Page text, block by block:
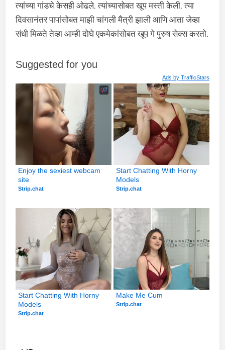
त्यांच्या गांडचे केसही ओढले. त्यांच्यासोबत खूप मस्ती केली. त्या
दिवसानंतर पापांसोबत माझी चांगली मैत्री झाली आणि आता जेव्हा
संधी मिळते तेव्हा आम्ही दोघे एकमेकांसोबत खूप गे पुरुष सेक्स करतो.
Suggested for you
Ads by TrafficStars
Enjoy the sexiest webcam
site
Strip.chat
Start Chatting With Horny
Models
Strip.chat
Start Chatting With Horny
Models
Strip.chat
Make Me Cum
Strip.chat